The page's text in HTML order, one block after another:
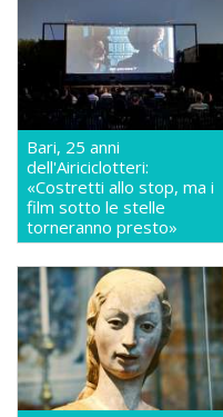
Bari, 25 anni
dell'Airiciclotteri:
«Costretti allo stop, ma i
film sotto le stelle
torneranno presto»